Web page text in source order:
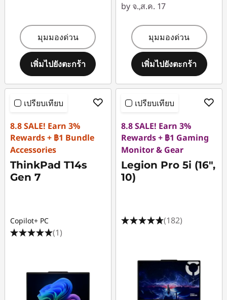
มุมมองด่วน
เพิ่มไปยังตะกร้า
by จ.,ส.ค. 17
มุมมองด่วน
เพิ่มไปยังตะกร้า
เปรียบเทียบ
8.8 SALE! Earn 3%
Rewards + ฿1 Bundle
Accessories
ThinkPad T14s
Gen 7
Copilot+ PC
(1)
เปรียบเทียบ
8.8 SALE! Earn 3%
Rewards + ฿1 Gaming
Monitor & Gear
Legion Pro 5i (16",
10)
(182)